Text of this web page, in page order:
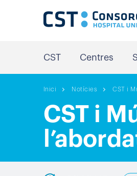
CST Centres
Inici Notícies CST i
CST i